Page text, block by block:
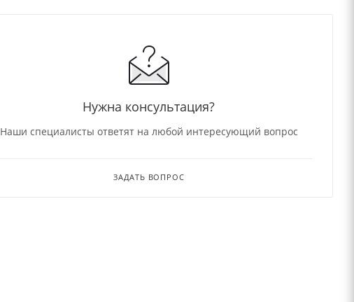
Нужна консультация?
Наши специалисты ответят на любой интересующий вопрос
ЗАДАТЬ ВОПРОС